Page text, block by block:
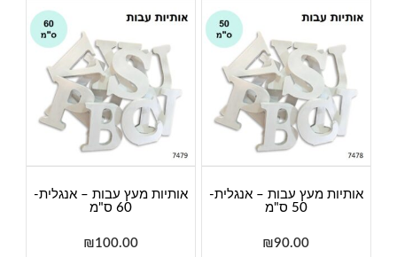
אותיות מעץ עבות – אנגלית-
50 ס"מ
₪90.00
אותיות מעץ עבות – אנגלית-
60 ס"מ
₪100.00